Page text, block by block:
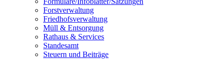
Forstverwaltung
Friedhofsverwaltung
Müll & Entsorgung
Rathaus & Services
Standesamt
Steuern und Beiträge